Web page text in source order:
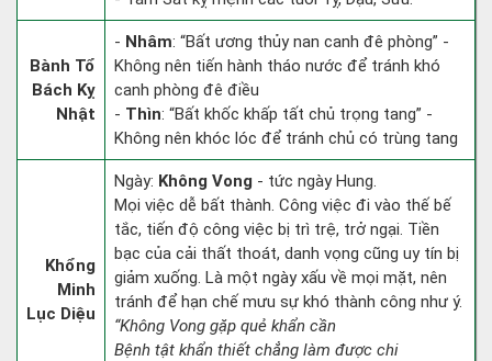
Bành Tổ
Bách Kỵ
Nhật
- Nhâm: “Bất ương thủy nan canh đê phòng” -
Không nên tiến hành tháo nước để tránh khó
canh phòng đê điều
- Thìn: “Bất khốc khấp tất chủ trọng tang” -
Không nên khóc lóc để tránh chủ có trùng tang
Khổng
Minh
Lục Diệu
Ngày: Không Vong - tức ngày Hung.
Mọi việc dễ bất thành. Công việc đi vào thế bế
tắc, tiến độ công việc bị trì trệ, trở ngại. Tiền
bạc của cải thất thoát, danh vọng cũng uy tín bị
giảm xuống. Là một ngày xấu về mọi mặt, nên
tránh để hạn chế mưu sự khó thành công như ý.
“Không Vong gặp quẻ khẩn cần
Bệnh tật khẩn thiết chẳng làm được chi